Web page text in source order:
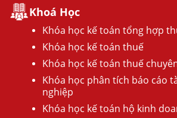
Khoá Học
Khóa học kế toán tổng hợp
Khóa học kế toán thuế
Khóa học kế toán thuế
Khóa học phân tích báo cáo
nghiệp
Khóa học kế toán hộ kinh